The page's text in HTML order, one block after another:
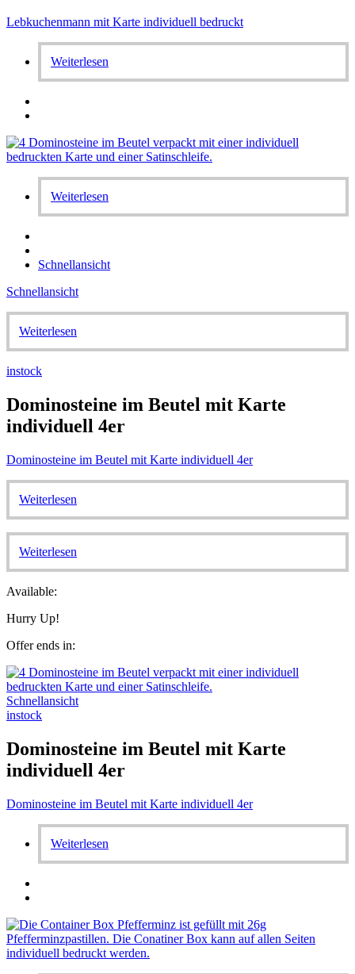
Lebkuchenmann mit Karte individuell bedruckt
Weiterlesen
Weiterlesen
Schnellansicht
Schnellansicht
Weiterlesen
instock
Dominosteine im Beutel mit Karte
individuell 4er
Dominosteine im Beutel mit Karte individuell 4er
Weiterlesen
Weiterlesen
Available:
Hurry Up!
Offer ends in:
Schnellansicht
instock
Dominosteine im Beutel mit Karte
individuell 4er
Dominosteine im Beutel mit Karte individuell 4er
Weiterlesen